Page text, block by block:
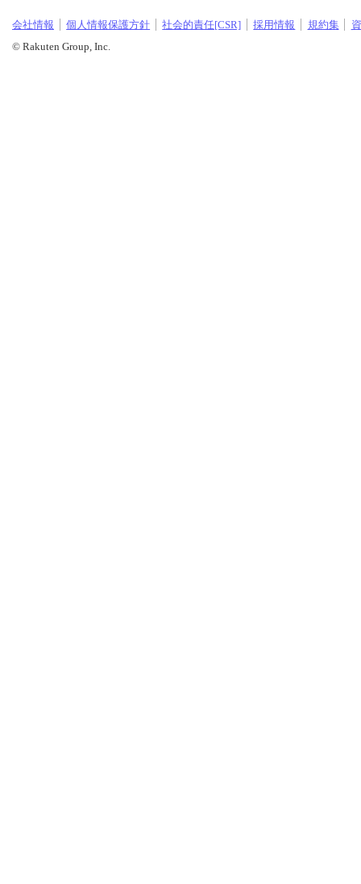
会社情報 個人情報保護方針 社会的責任[CSR] 採用情報 規約集
© Rakuten Group, Inc.